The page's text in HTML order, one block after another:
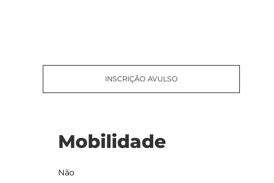
INSCRIÇÃO AVULSO
Mobilidade
Não